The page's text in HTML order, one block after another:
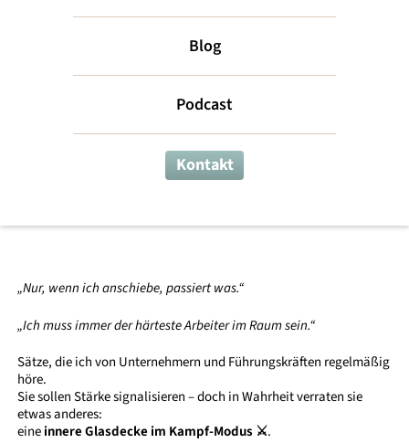
Blog
Podcast
Kontakt
Drei Gesichter
der Selbst­
sabotage (1): Der
Kampf ⚔️
„Nur, wenn ich anschiebe, passiert was.“
„Ich muss immer der härteste Arbeiter im Raum sein.“
Sätze, die ich von Unternehmern und Führungskräften regelmäßig
höre.
Sie sollen Stärke signalisieren – doch in Wahrheit verraten sie
etwas anderes:
eineinnere Glasdecke im Kampf-Modus ⚔️.